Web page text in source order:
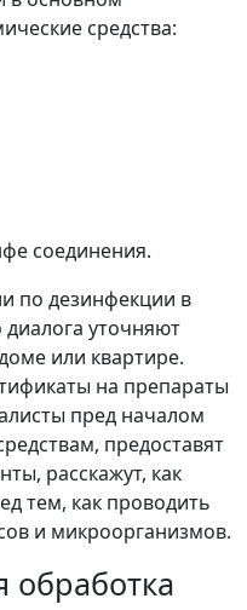
средства:
соединения.
по дезинфекции в
диалога уточняют
или квартире.
на препараты
пред началом
предоставят
расскажут, как
тем, как проводить
и микроорганизмов.
обработка